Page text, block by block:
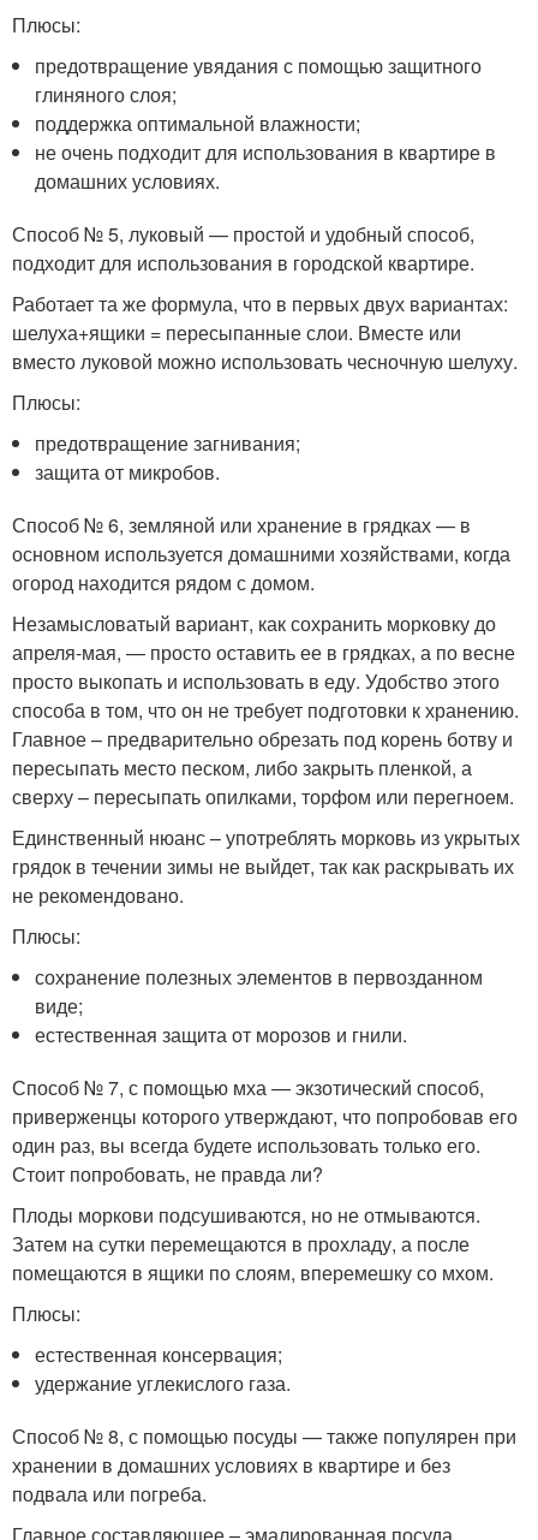
Плюсы:
предотвращение увядания с помощью защитного
глиняного слоя;
поддержка оптимальной влажности;
не очень подходит для использования в квартире в
домашних условиях.
Способ № 5, луковый — простой и удобный способ,
подходит для использования в городской квартире.
Работает та же формула, что в первых двух вариантах:
шелуха+ящики = пересыпанные слои. Вместе или
вместо луковой можно использовать чесночную шелуху.
Плюсы:
предотвращение загнивания;
защита от микробов.
Способ № 6, земляной или хранение в грядках — в
основном используется домашними хозяйствами, когда
огород находится рядом с домом.
Незамысловатый вариант, как сохранить морковку до
апреля-мая, — просто оставить ее в грядках, а по весне
просто выкопать и использовать в еду. Удобство этого
способа в том, что он не требует подготовки к хранению.
Главное – предварительно обрезать под корень ботву и
пересыпать место песком, либо закрыть пленкой, а
сверху – пересыпать опилками, торфом или перегноем.
Единственный нюанс – употреблять морковь из укрытых
грядок в течении зимы не выйдет, так как раскрывать их
не рекомендовано.
Плюсы:
сохранение полезных элементов в первозданном
виде;
естественная защита от морозов и гнили.
Способ № 7, с помощью мха — экзотический способ,
приверженцы которого утверждают, что попробовав его
один раз, вы всегда будете использовать только его.
Стоит попробовать, не правда ли?
Плоды моркови подсушиваются, но не отмываются.
Затем на сутки перемещаются в прохладу, а после
помещаются в ящики по слоям, вперемешку со мхом.
Плюсы:
естественная консервация;
удержание углекислого газа.
Способ № 8, с помощью посуды — также популярен при
хранении в домашних условиях в квартире и без
подвала или погреба.